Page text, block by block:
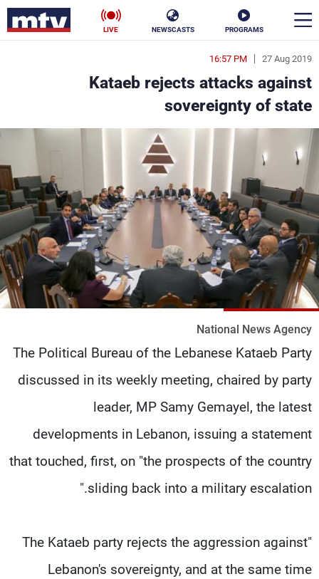
PROGRAMS
NEWSCASTS
LIVE
27 Aug 2019
16:57 PM
Kataeb rejects attacks against
sovereignty of state
National News Agency
The Political Bureau of the Lebanese Kataeb Party
discussed in its weekly meeting, chaired by party
leader, MP Samy Gemayel, the latest
developments in Lebanon, issuing a statement
that touched, first, on "the prospects of the country
sliding back into a military escalation."
"The Kataeb party rejects the aggression against
Lebanon's sovereignty, and at the same time
en
الأخبار
سياسة ناس
إقتصاد فن
منوعات رياضة
كأس العالم
البرامج
جدول البرامج
شاهد البرامج
الترددات
الإنـتـاج
لاعلاناتكم
وظائف
تواصل معنا
شروط الإسـتخدام